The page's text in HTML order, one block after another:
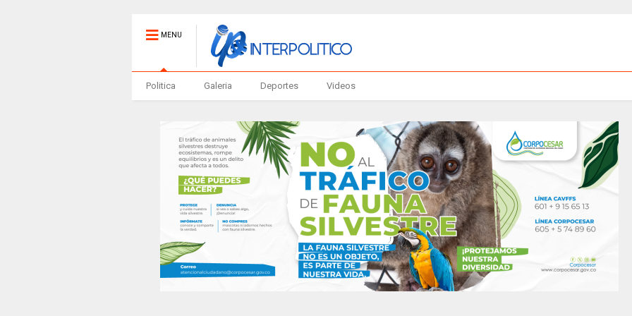
MENU
Politica Galeria Deportes Videos